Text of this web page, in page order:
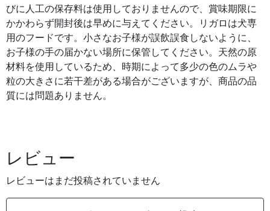
びに人工の保存料は使用しておりませんので、賞味期限に
かかわらず開封後は早めに与えてください。リガロは犬専
用のフードです。小さなお子様が誤飲誤食しないように、
お子様の手の届かない場所に保管してください。天然の原
材料を使用しているため、時期によって多少の色のムラや
粒の大きさに若干差がある場合がございますが、商品の品
質には問題ありません。
レビュー
レビューはまだ投稿されていません